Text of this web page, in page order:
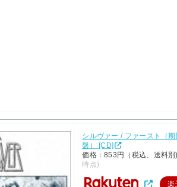
シルヴァー / ファースト（
盤） [CD]
価格：853円（税込、送料別
時点)
楽